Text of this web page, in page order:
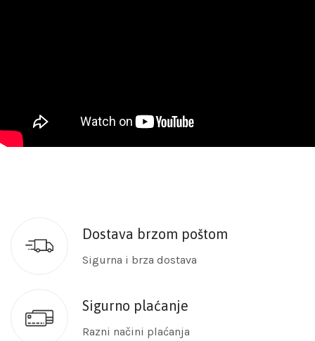
Dostava brzom poštom
Sigurna i brza dostava
Sigurno plaćanje
Razni načini plaćanja